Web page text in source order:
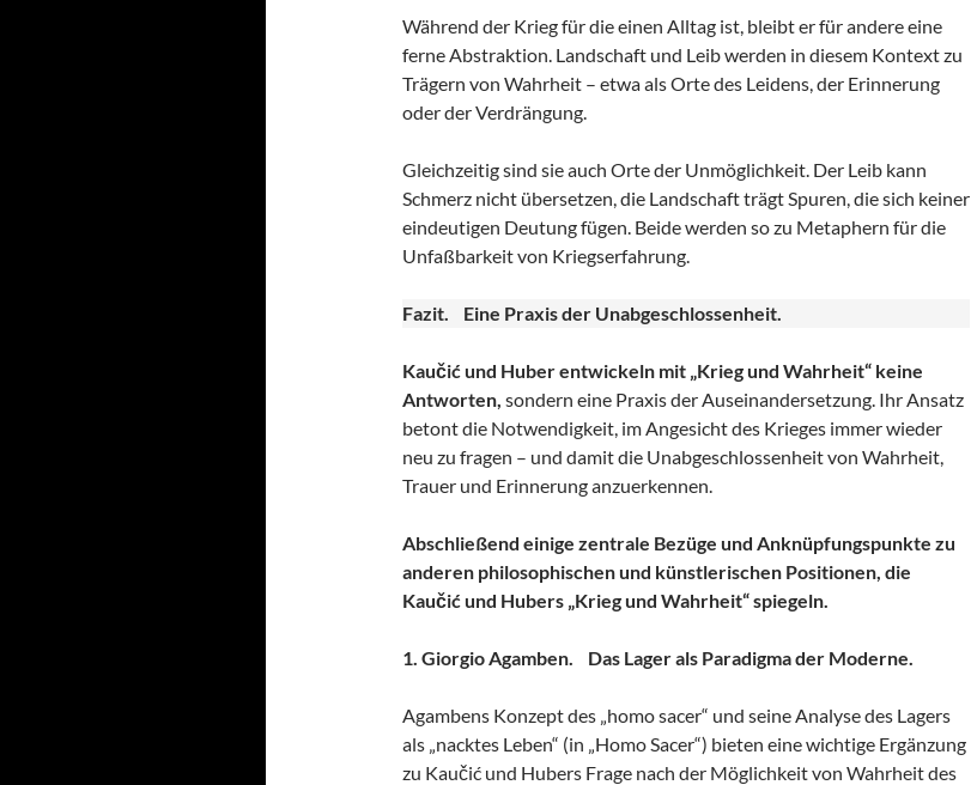
Während der Krieg für die einen Alltag ist, bleibt er für andere eine
ferne Abstraktion. Landschaft und Leib werden in diesem Kontext zu
Trägern von Wahrheit – etwa als Orte des Leidens, der Erinnerung
oder der Verdrängung.
Gleichzeitig sind sie auch Orte der Unmöglichkeit. Der Leib kann
Schmerz nicht übersetzen, die Landschaft trägt Spuren, die sich keiner
eindeutigen Deutung fügen. Beide werden so zu Metaphern für die
Unfaßbarkeit von Kriegserfahrung.
Fazit. Eine Praxis der Unabgeschlossenheit.
Kaučić und Huber entwickeln mit „Krieg und Wahrheit“ keine
Antworten, sondern eine Praxis der Auseinandersetzung. Ihr Ansatz
betont die Notwendigkeit, im Angesicht des Krieges immer wieder
neu zu fragen – und damit die Unabgeschlossenheit von Wahrheit,
Trauer und Erinnerung anzuerkennen.
Abschließend einige zentrale Bezüge und Anknüpfungspunkte zu
anderen philosophischen und künstlerischen Positionen, die
Kaučić und Hubers „Krieg und Wahrheit“ spiegeln.
1. Giorgio Agamben. Das Lager als Paradigma der Moderne.
Agambens Konzept des „homo sacer“ und seine Analyse des Lagers
als „nacktes Leben“ (in „Homo Sacer“) bieten eine wichtige Ergänzung
zu Kaučić und Hubers Frage nach der Möglichkeit von Wahrheit des